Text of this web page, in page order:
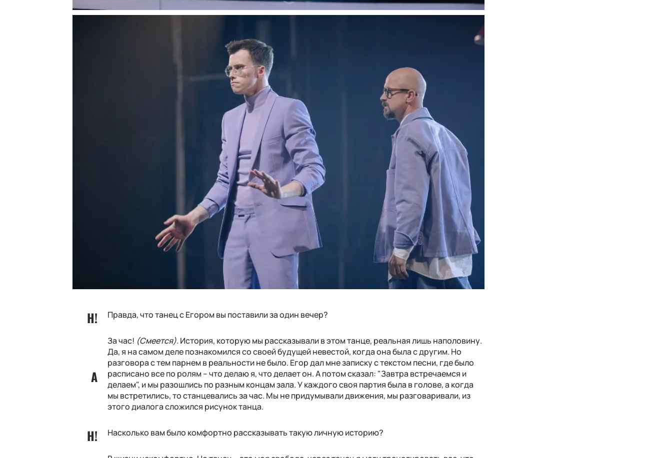
Правда, что танец с Егором вы поставили за один вечер?
За час! (Смеется).История, которую мы рассказывали в этом танце, реальная лишь наполовину.
Да, я на самом деле познакомился со своей будущей невестой, когда она была с другим. Но
разговора с тем парнем в реальности не было. Егор дал мне записку с текстом песни, где было
расписано все по ролям – что делаю я, что делает он. А потом сказал: "Завтра встречаемся и
делаем", и мы разошлись по разным концам зала. У каждого своя партия была в голове, а когда
мы встретились, то станцевались за час. Мы не придумывали движения, мы разговаривали, из
этого диалога сложился рисунок танца.
Насколько вам было комфортно рассказывать такую личную историю?